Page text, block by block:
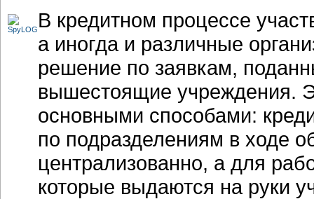
В кредитном процессе
а иногда и различные
решение по заявкам,
вышестоящие учреждения.
основными способами:
по подразделениям в ходе
централизованно, а для
которые выдаются на руки